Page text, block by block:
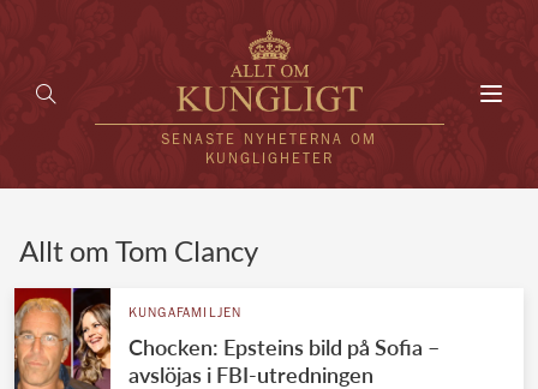
SENASTE NYHETERNA OM
KUNGLIGHETER
UTLÄNDSKT
Allt om Tom Clancy
KUNGAFAMILJEN
Chocken: Epsteins bild på Sofia –
avslöjas i FBI-utredningen